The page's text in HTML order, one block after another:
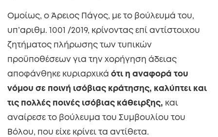
Ομοίως, ο Άρειος Πάγος, με το βούλευμά του,
υπ’αριθμ. 1001 /2019, κρίνοντας επί αντίστοιχου
ζητήματος πλήρωσης των τυπικών
προϋποθέσεων για την χορήγηση άδειας
αποφάνθηκε κυριαρχικά ότι η αναφορά του
νόμου σε ποινή ισόβιας κράτησης, καλύπτει και
τις πολλές ποινές ισόβιας κάθειρξης, και
αναίρεσε το βούλευμα του Συμβουλίου του
Βόλου, που είχε κρίνει τα αντίθετα.